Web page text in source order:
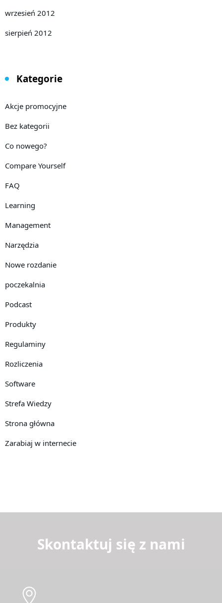
wrzesień 2012
sierpień 2012
Kategorie
Akcje promocyjne
Bez kategorii
Co nowego?
Compare Yourself
FAQ
Learning
Management
Narzędzia
Nowe rozdanie
poczekalnia
Podcast
Produkty
Regulaminy
Rozliczenia
Software
Strefa Wiedzy
Strona główna
Zarabiaj w internecie
Skontaktuj się z nami